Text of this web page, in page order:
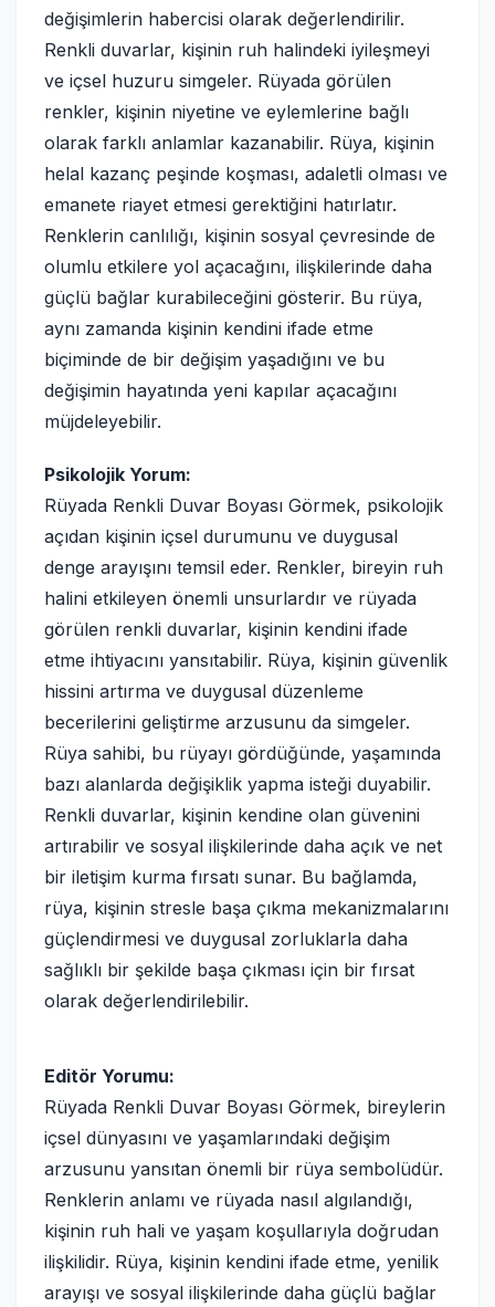
değişimlerin habercisi olarak değerlendirilir.
Renkli duvarlar, kişinin ruh halindeki iyileşmeyi
ve içsel huzuru simgeler. Rüyada görülen
renkler, kişinin niyetine ve eylemlerine bağlı
olarak farklı anlamlar kazanabilir. Rüya, kişinin
helal kazanç peşinde koşması, adaletli olması ve
emanete riayet etmesi gerektiğini hatırlatır.
Renklerin canlılığı, kişinin sosyal çevresinde de
olumlu etkilere yol açacağını, ilişkilerinde daha
güçlü bağlar kurabileceğini gösterir. Bu rüya,
aynı zamanda kişinin kendini ifade etme
biçiminde de bir değişim yaşadığını ve bu
değişimin hayatında yeni kapılar açacağını
müjdeleyebilir.
Psikolojik Yorum:
Rüyada Renkli Duvar Boyası Görmek, psikolojik
açıdan kişinin içsel durumunu ve duygusal
denge arayışını temsil eder. Renkler, bireyin ruh
halini etkileyen önemli unsurlardır ve rüyada
görülen renkli duvarlar, kişinin kendini ifade
etme ihtiyacını yansıtabilir. Rüya, kişinin güvenlik
hissini artırma ve duygusal düzenleme
becerilerini geliştirme arzusunu da simgeler.
Rüya sahibi, bu rüyayı gördüğünde, yaşamında
bazı alanlarda değişiklik yapma isteği duyabilir.
Renkli duvarlar, kişinin kendine olan güvenini
artırabilir ve sosyal ilişkilerinde daha açık ve net
bir iletişim kurma fırsatı sunar. Bu bağlamda,
rüya, kişinin stresle başa çıkma mekanizmalarını
güçlendirmesi ve duygusal zorluklarla daha
sağlıklı bir şekilde başa çıkması için bir fırsat
olarak değerlendirilebilir.
Editör Yorumu:
Rüyada Renkli Duvar Boyası Görmek, bireylerin
içsel dünyasını ve yaşamlarındaki değişim
arzusunu yansıtan önemli bir rüya sembolüdür.
Renklerin anlamı ve rüyada nasıl algılandığı,
kişinin ruh hali ve yaşam koşullarıyla doğrudan
ilişkilidir. Rüya, kişinin kendini ifade etme, yenilik
arayışı ve sosyal ilişkilerinde daha güçlü bağlar